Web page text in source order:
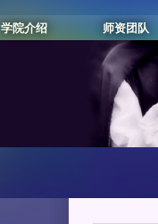
学院介绍 师资团队